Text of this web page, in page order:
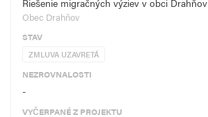
Riešenie migračných výziev v obci Drahňov
Obec Drahňov
STAV
ZMLUVA UZAVRETÁ
NEZROVNALOSTI
-
VYČERPANÉ Z PROJEKTU